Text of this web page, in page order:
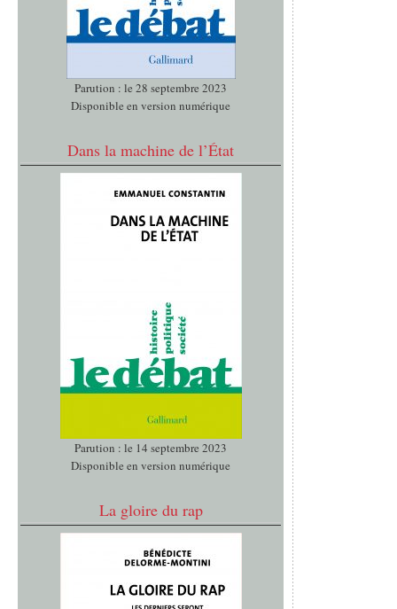
Parution : le 28 septembre 2023
Disponible en version numérique
Dans la machine de l’État
Parution : le 14 septembre 2023
Disponible en version numérique
La gloire du rap